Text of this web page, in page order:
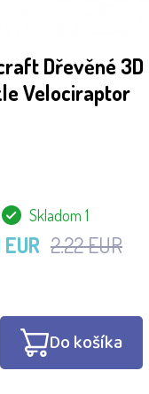
Dřevěné 3D
Velociraptor
Skladom 1
2.22 EUR
Do košíka